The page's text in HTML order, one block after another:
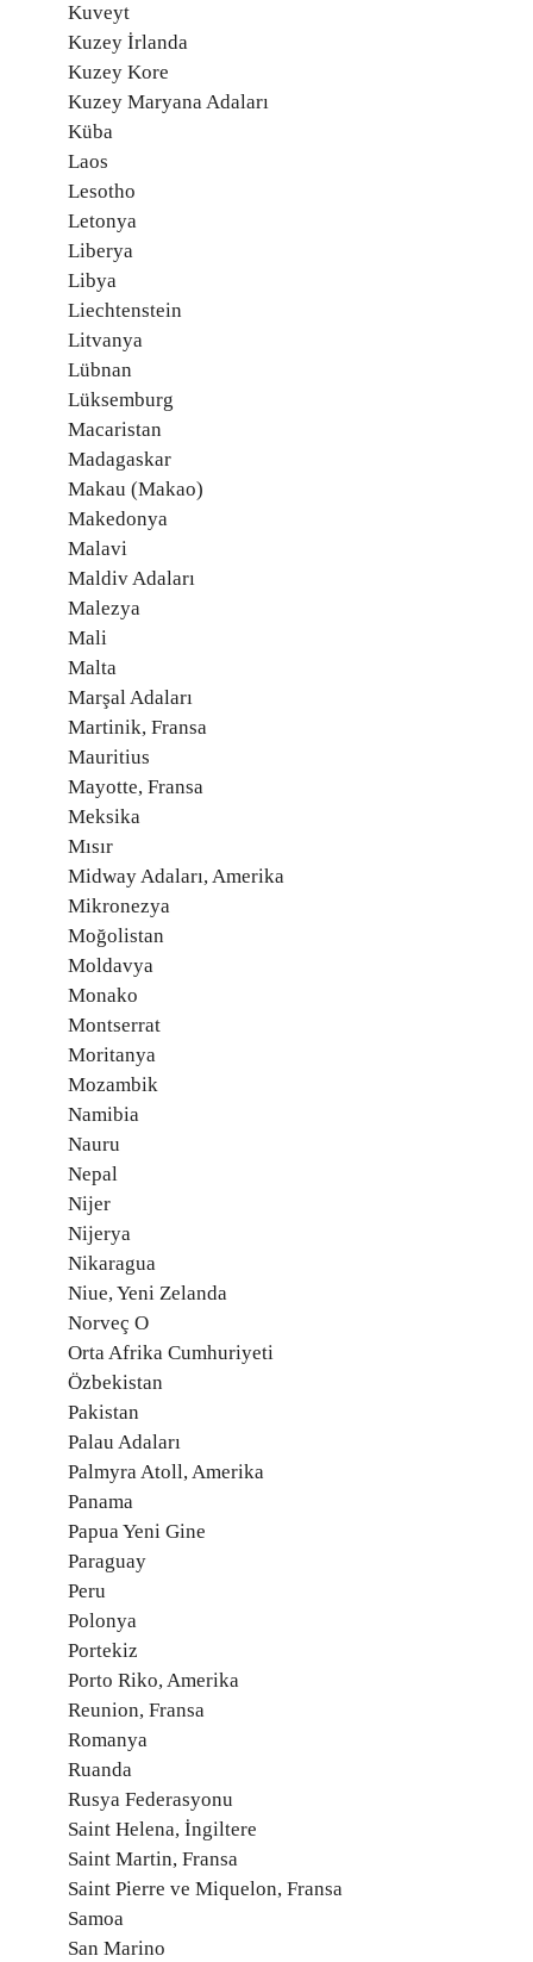
Kuveyt
Kuzey İrlanda
Kuzey Kore
Kuzey Maryana Adaları
Küba
Laos
Lesotho
Letonya
Liberya
Libya
Liechtenstein
Litvanya
Lübnan
Lüksemburg
Macaristan
Madagaskar
Makau (Makao)
Makedonya
Malavi
Maldiv Adaları
Malezya
Mali
Malta
Marşal Adaları
Martinik, Fransa
Mauritius
Mayotte, Fransa
Meksika
Mısır
Midway Adaları, Amerika
Mikronezya
Moğolistan
Moldavya
Monako
Montserrat
Moritanya
Mozambik
Namibia
Nauru
Nepal
Nijer
Nijerya
Nikaragua
Niue, Yeni Zelanda
Norveç O
Orta Afrika Cumhuriyeti
Özbekistan
Pakistan
Palau Adaları
Palmyra Atoll, Amerika
Panama
Papua Yeni Gine
Paraguay
Peru
Polonya
Portekiz
Porto Riko, Amerika
Reunion, Fransa
Romanya
Ruanda
Rusya Federasyonu
Saint Helena, İngiltere
Saint Martin, Fransa
Saint Pierre ve Miquelon, Fransa
Samoa
San Marino